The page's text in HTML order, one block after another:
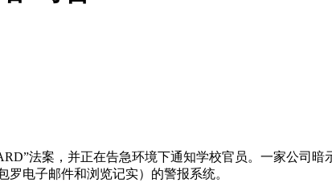
法案，并正在告急环境下通知学校官员。一家公司暗
电子邮件和浏览记实）的警报系统。